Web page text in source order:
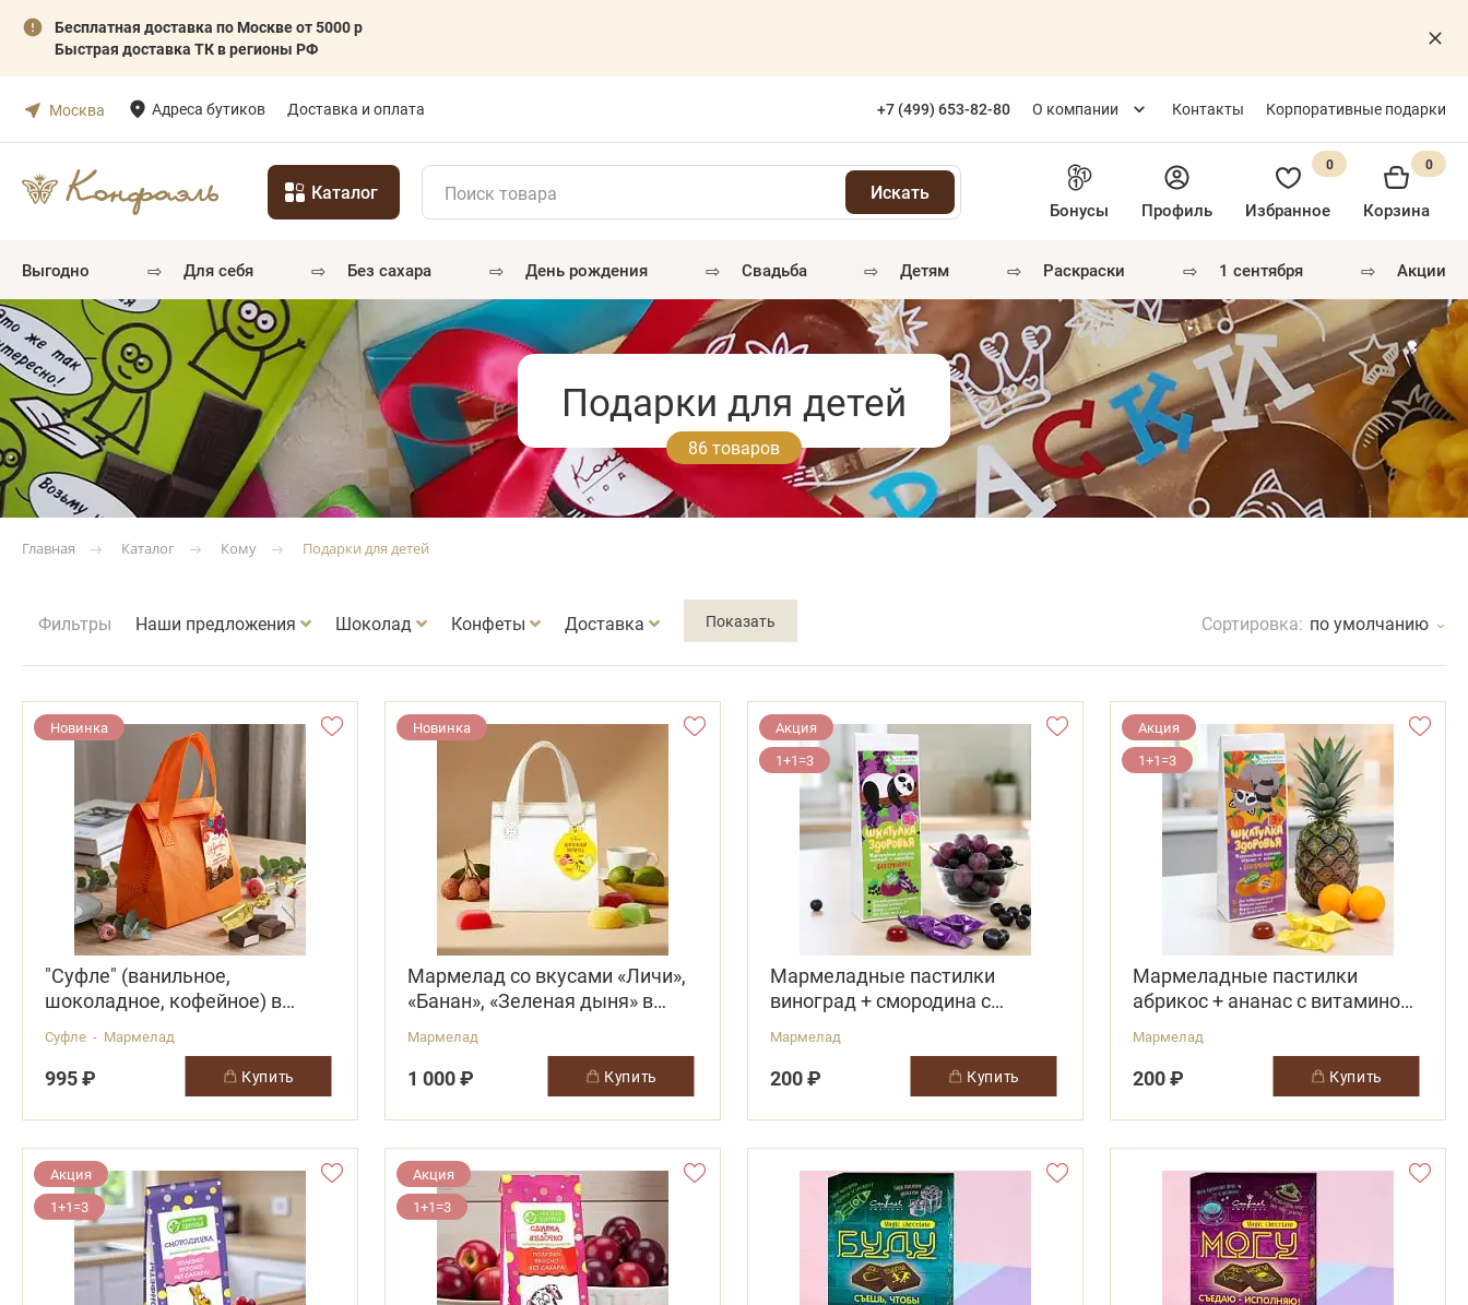
Бесплатная доставка по Москве от 5000 р
Быстрая доставка ТК в регионы РФ
Москва Адреса бутиков Доставка и оплата +7 (499) 653-82-80 О компании Контакты Корпоративные подарки
Каталог
Бонусы Профиль Избранное
0
Корзина
0
выгодно ⇨ для себя ⇨ без сахара ⇨ день рождения ⇨ свадьба ⇨ детям ⇨ раскраски ⇨ 1 сентября ⇨ акции
Подарки для детей
86 товаров
Главная Каталог Кому Подарки для детей
Фильтры Наши предложения Шоколад Конфеты Доставка Сортировка: по умолчанию
Новинка
"Суфле" (ванильное,
шоколадное, кофейное) в
оранжевом термопакете
Суфле - Мармелад
995 ₽ купить
Новинка
Мармелад со вкусами «Личи»,
«Банан», «Зеленая дыня» в
термопакете
Мармелад
1 000 ₽ купить
Акция
1+1=3
Мармеладные пастилки
виноград + смородина с
витамином С
Мармелад
200 ₽ купить
Акция
1+1=3
Мармеладные пастилки
абрикос + ананас с витамином
С
Мармелад
200 ₽ купить
Акция
1+1=3
Акция
1+1=3